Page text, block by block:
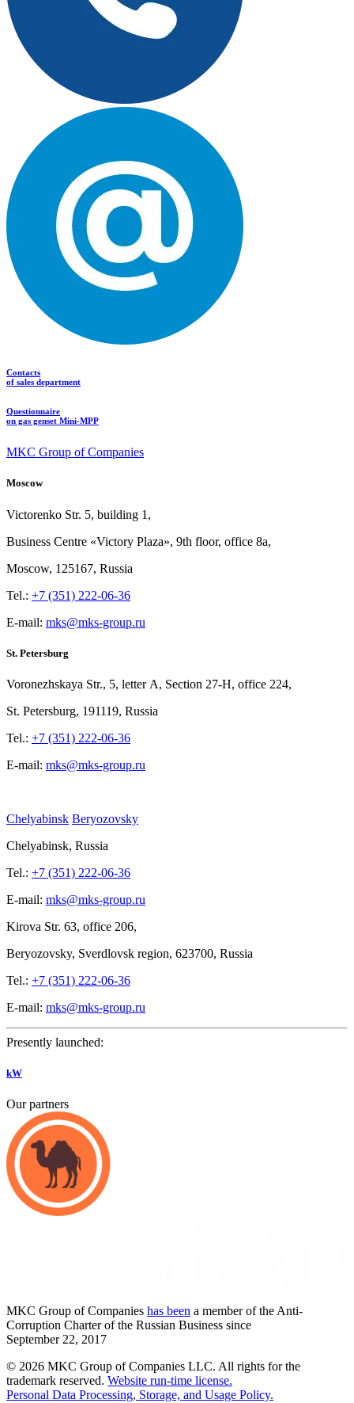
Contacts
of sales department
Questionnaire
on gas genset Mini-MPP
MKC Group of Companies
Moscow
Victorenko Str. 5, building 1,
Business Centre «Victory Plaza», 9th floor, office 8a,
Moscow, 125167, Russia
Tel.: +7 (351) 222-06-36
E-mail: mks@mks-group.ru
St. Petersburg
Voronezhskaya Str., 5, letter A, Section 27-Н, office 224,
St. Petersburg, 191119, Russia
Tel.: +7 (351) 222-06-36
E-mail: mks@mks-group.ru
Chelyabinsk Beryozovsky
Chelyabinsk, Russia
Tel.: +7 (351) 222-06-36
E-mail: mks@mks-group.ru
Kirova Str. 63, office 206,
Beryozovsky, Sverdlovsk region, 623700, Russia
Tel.: +7 (351) 222-06-36
E-mail: mks@mks-group.ru
Presently launched:
kW
Our partners
MKC Group of Companies has been a member of the Anti-
Corruption Charter of the Russian Business since
September 22, 2017
© 2026 MKC Group of Companies LLC. All rights for the
trademark reserved. Website run-time license.
Personal Data Processing, Storage, and Usage Policy.